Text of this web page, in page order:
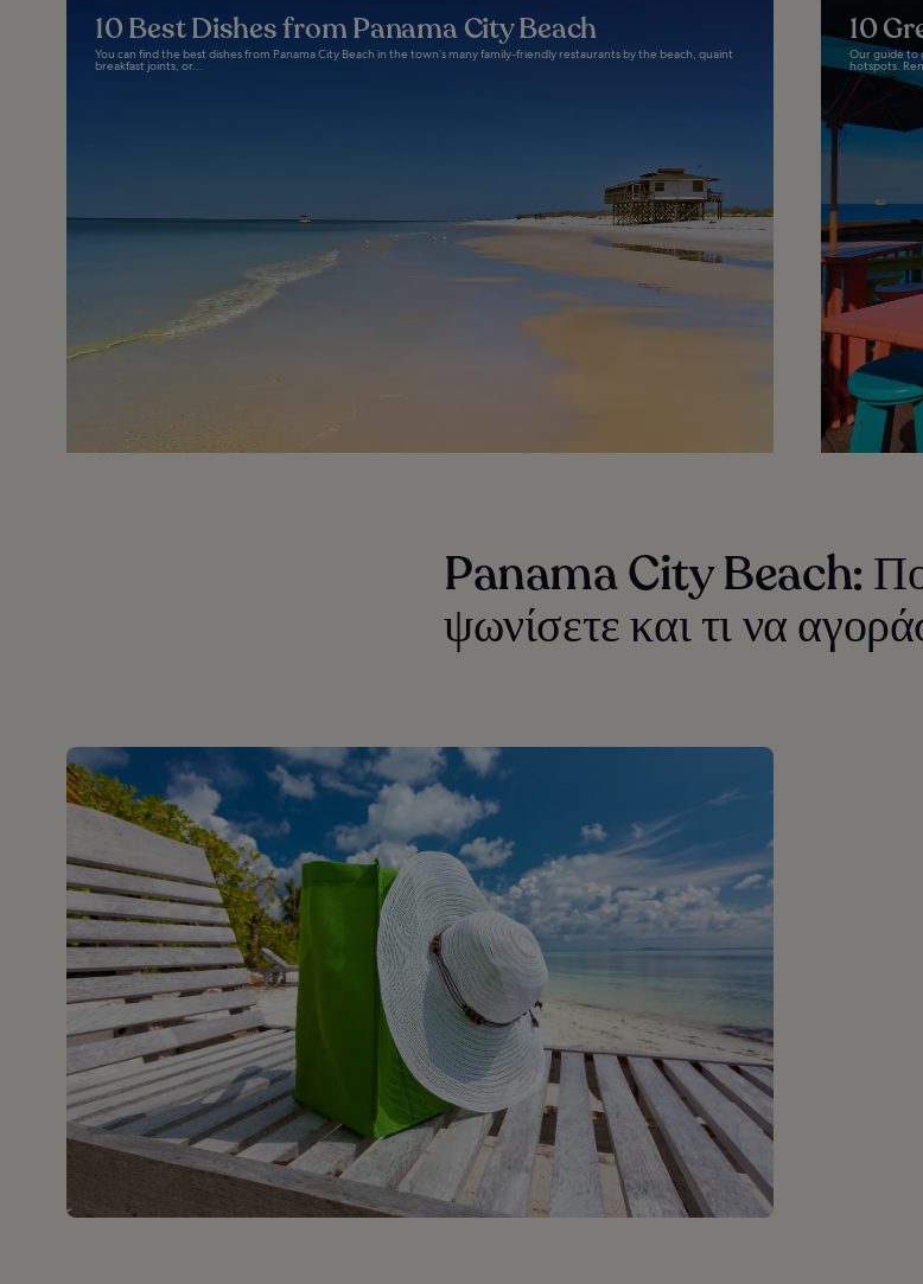
10 Best Dishes from Panama City Beach
You can find the best dishes from Panama City Beach in the town’s many family-friendly restaurants by the beach, quaint
breakfast joints, or...
10
Our guide to
hotspots.
Panama City Beach:
ψωνίσετε και τι να